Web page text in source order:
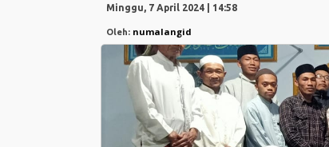
Minggu, 7 April 2024 | 14:58
Oleh: numalangid